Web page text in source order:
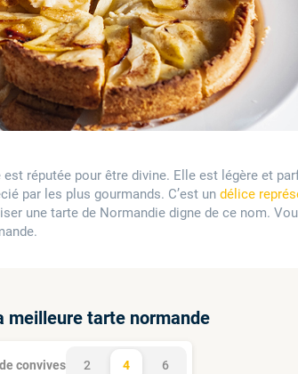
réputée pour être divine. Elle est légère et
par les plus gourmands. C’est undélice
une tarte de Normandie digne de ce nom.
meilleure tarte normande
convives 2 4 6